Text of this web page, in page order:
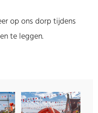
op ons dorp tijdens
te leggen.